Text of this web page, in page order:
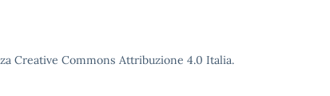
Creative Commons Attribuzione 4.0 Italia.